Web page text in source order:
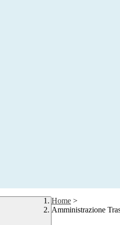
Home >
Amministrazione